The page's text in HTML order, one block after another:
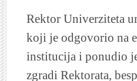
Rektor Univerziteta
koji je odgovorio na
institucija i ponudio
zgradi Rektorata,